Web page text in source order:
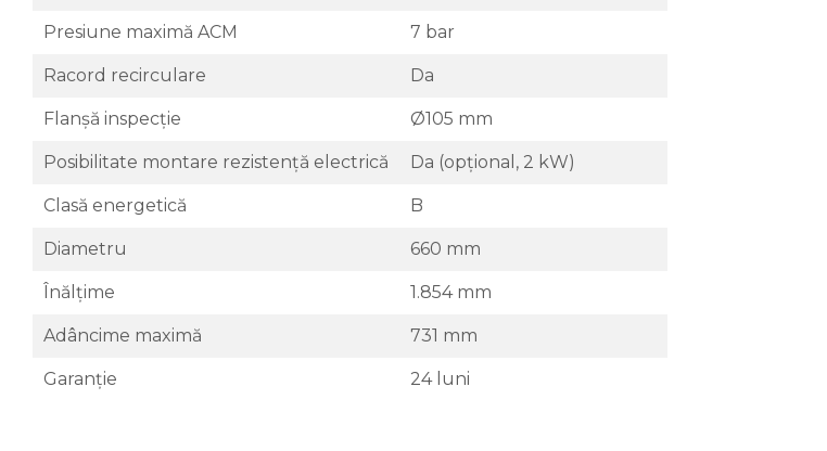
Sifoane si rigole
Presiune maximă ACM 7 bar
Racord recirculare Da
Flanșă inspecție Ø105 mm
Posibilitate montare rezistență electrică Da (opțional, 2 kW)
Clasă energetică B
Diametru 660 mm
Înălțime 1.854 mm
Adâncime maximă 731 mm
Garanție 24 luni